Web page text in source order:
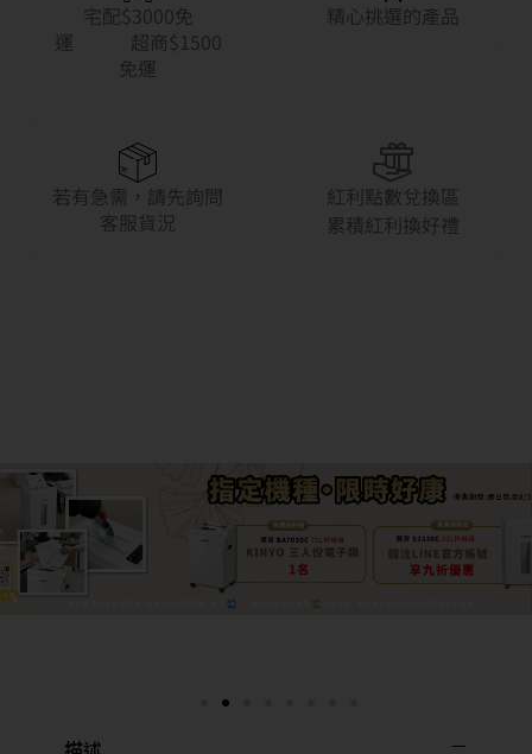
宅配$3000免
運 超商$1500
免運
精心挑選的產品
若有急需，請先詢問
客服貨況
紅利點數兌換區
累積紅利換好禮